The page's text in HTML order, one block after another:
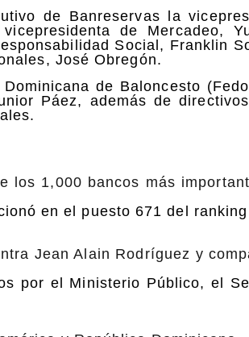
de Banreservas la
de Mercadeo,
Social, Franklin
José Obregón.
de Baloncesto
Páez, además de
los 1,000 bancos más
en el puesto 671 del
Jean Alain Rodríguez y
por el Ministerio Público, el